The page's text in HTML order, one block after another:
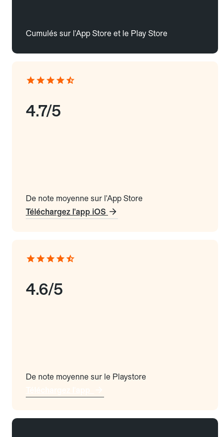
Cumulés sur l'App Store et le Play Store
4.7/5
De note moyenne sur l'App Store
Téléchargez l'app iOS
4.6/5
De note moyenne sur le Playstore